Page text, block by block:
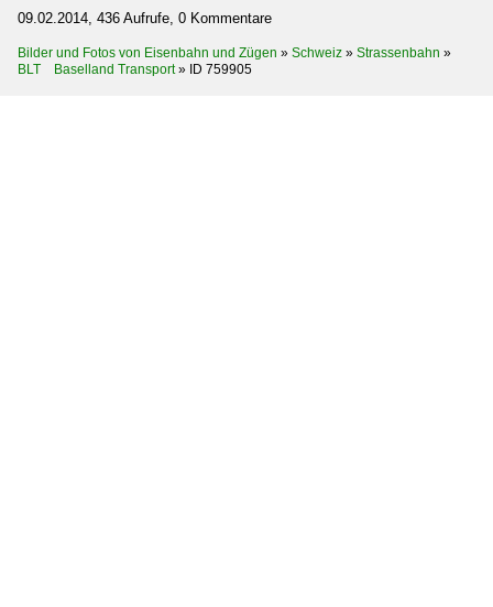
09.02.2014, 436 Aufrufe, 0 Kommentare
Bilder und Fotos von Eisenbahn und Zügen » Schweiz » Strassenbahn »
BLT Baselland Transport» ID 759905